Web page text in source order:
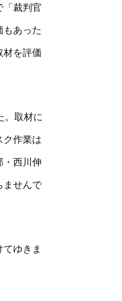
「裁判官
あった
材を評価
。取材に
ク作業は
・西川伸
ませんで
ゆきま